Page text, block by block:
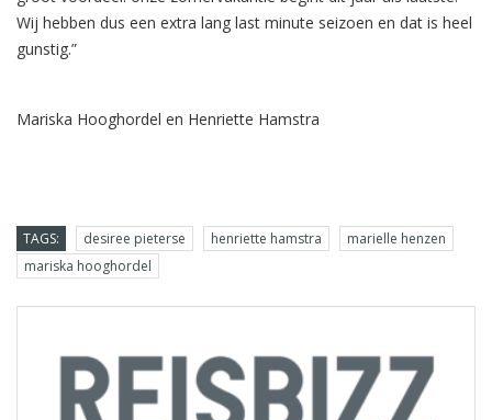
Wij hebben dus een extra lang last minute seizoen en dat is heel
gunstig.”
Mariska Hooghordel en Henriette Hamstra
TAGS: desiree pieterse henriette hamstra
marielle henzen
mariska hooghordel